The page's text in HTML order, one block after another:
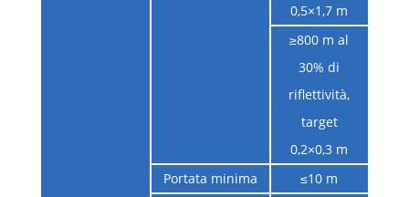
0,5×1,7 m
≥800 m al
30% di
riflettività,
target
0,2×0,3 m
Portata minima
≤10 m